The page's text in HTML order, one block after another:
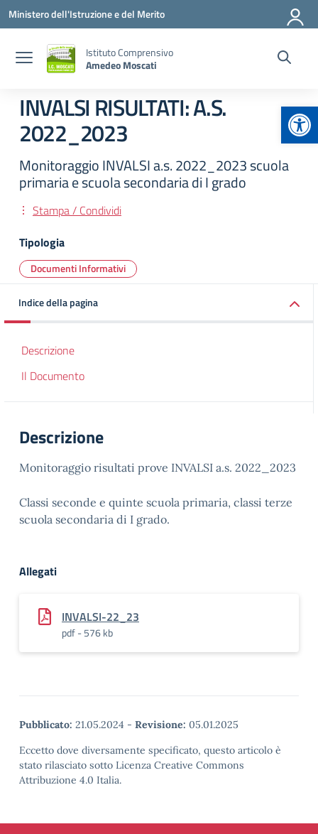
Vai ai contenuti
Vai al menu di navigazione
Vai al footer
Ministero dell'Istruzione e del Merito
Istituto Comprensivo
Amedeo Moscati
INVALSI RISULTATI: A.S.
2022_2023
Monitoraggio INVALSI a.s. 2022_2023 scuola
primaria e scuola secondaria di I grado
Stampa / Condividi
Tipologia
Documenti Informativi
Indice della pagina
Descrizione
Il Documento
Descrizione
Monitoraggio risultati prove INVALSI a.s. 2022_2023
Classi seconde e quinte scuola primaria, classi terze
scuola secondaria di I grado.
Allegati
INVALSI-22_23
pdf - 576 kb
Pubblicato: 21.05.2024 - Revisione: 05.01.2025
Eccetto dove diversamente specificato, questo articolo è
stato rilasciato sotto Licenza Creative Commons
Attribuzione 4.0 Italia.